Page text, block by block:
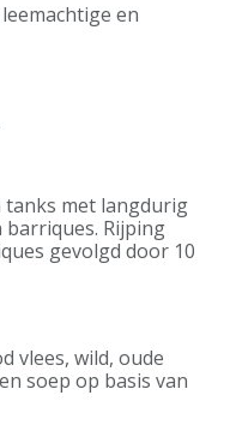
en
met langdurig
Rijping
gevolgd door 10
vlees, wild, oude
soep op basis van